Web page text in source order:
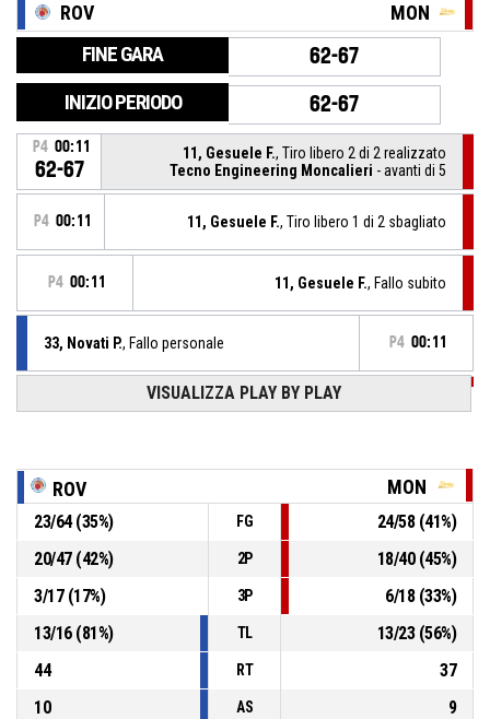
ROV MON
FINE GARA 62-67
INIZIO PERIODO 62-67
P4 00:11
62-67
11, Gesuele F., Tiro libero 2 di 2 realizzato
Tecno Engineering Moncalieri - avanti di 5
P4 00:11 11, Gesuele F., Tiro libero 1 di 2 sbagliato
P4 00:11 11, Gesuele F., Fallo subito
33, Novati P., Fallo personale P4 00:11
12, Grosso B., Sostituzione - Esce
23, Bifano I., Sostituzione - Entra
P4 00:12 Rimbalzo difensivo
BASKETBALL_ACTION_3PT_PULLUPJUMPSHOT sbagliato
00:14
VISUALIZZA PLAY BY PLAY
ROV MON
23/64(35%) FG 24/58(41%)
20/47(42%) 2P 18/40(45%)
3/17(17%) 3P 6/18(33%)
13/16(81%) TL 13/23(56%)
44
RT
37
10
AS
9